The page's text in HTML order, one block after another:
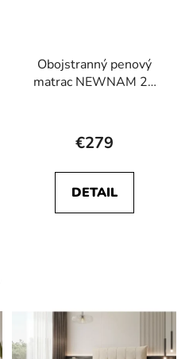
Obojstranný penový
matrac NEWNAM 20
hodnotenie
je
4,8
€279
DETAIL